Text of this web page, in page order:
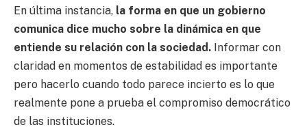
En última instancia, la forma en que un gobierno
comunica dice mucho sobre la dinámica en que
entiende su relación con la sociedad. Informar con
claridad en momentos de estabilidad es importante
pero hacerlo cuando todo parece incierto es lo que
realmente pone a prueba el compromiso democrático
de las instituciones.